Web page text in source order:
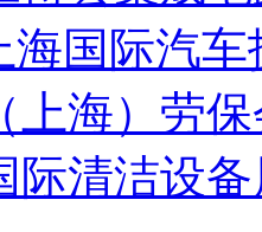
海国际汽
上海）劳
际清洁设